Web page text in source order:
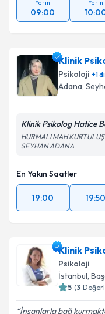
Yarın
09:00
Yarın
Klinik
Psikoloji +1
Adana,
Klinik Psikolog Hatice
HURMALI MAH
SEYHAN ADANA
En Yakın Saatler
19:00 19:50
Klinik
Psikoloji
İstanbul,
5 (3
İnsanlarla bağ